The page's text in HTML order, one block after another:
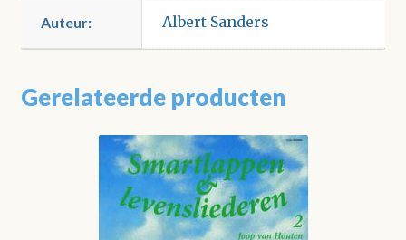
Auteur: Albert Sanders
Gerelateerde producten